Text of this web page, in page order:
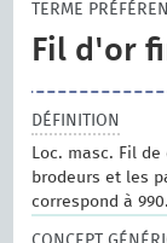
TERME
Fil d'or
DÉFINITION
Loc. masc. Fil
brodeurs et les
correspond à